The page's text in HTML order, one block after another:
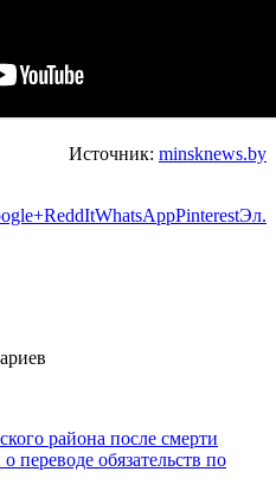
Источник: minsknews.by
ReddItWhatsAppPinterestЭл.
района после смерти
переводе обязательств по